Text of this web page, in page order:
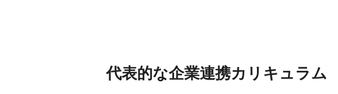
代表的な企業連携カリキュラム